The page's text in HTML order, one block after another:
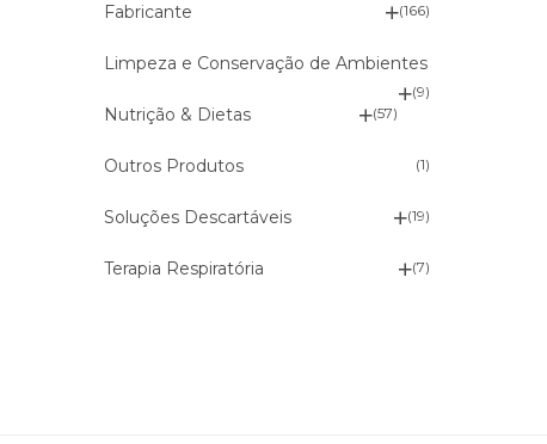
Fabricante (166)
Limpeza e Conservação de Ambientes
(9)
Nutrição & Dietas (57)
Outros Produtos (1)
Soluções Descartáveis (19)
Terapia Respiratória (7)